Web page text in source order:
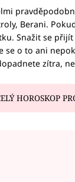
Berani.
Snažit se
se o to ani
zítra,
HOROSKOP